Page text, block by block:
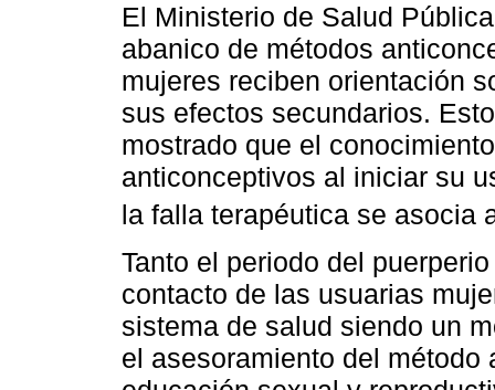
El Ministerio de Salud
abanico de métodos
mujeres reciben orientación
sus efectos secundarios.
mostrado que el
anticonceptivos al iniciar su
la falla terapéutica se asocia
Tanto el periodo del
contacto de las usuarias
sistema de salud siendo un
el asesoramiento del